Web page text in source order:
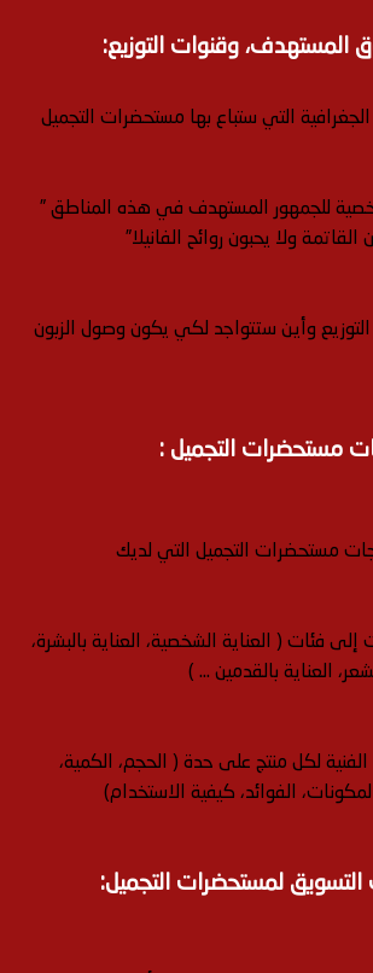
المستهدف، وقنوات التوزيع:
التي ستباع بها مستحضرات التجميل
للجمهور المستهدف في هذه المناطق ”
القاتمة ولا يحبون روائح الفانيلا”
وأين ستتواجد لكي يكون وصول الزبون
مستحضرات التجميل :
مستحضرات التجميل التي لديك
إلى فئات ( العناية الشخصية، العناية بالبشرة،
العناية بالقدمين … )
لكل منتج على حدة ( الحجم، الكمية،
الفوائد، كيفية الاستخدام)
التسويق لمستحضرات التجميل: